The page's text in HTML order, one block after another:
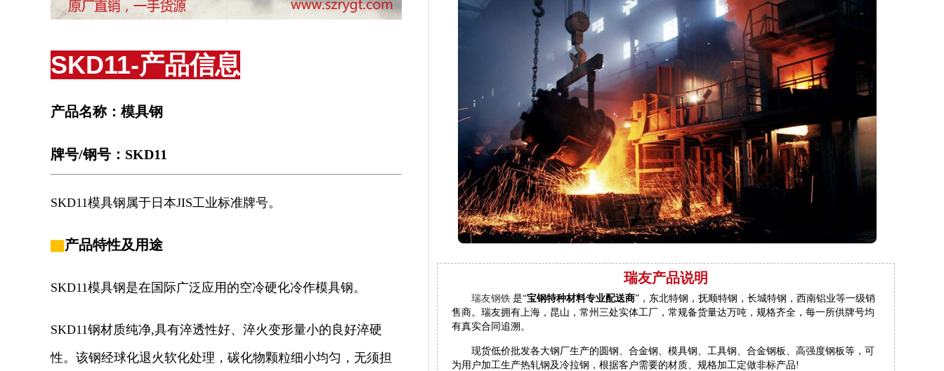
瑞友产品说明
瑞友钢铁 是“宝钢特种材料专业配送商”，东北特钢，抚顺特钢，长城特钢，西南铝业等一级销
售商。瑞友拥有上海，昆山，常州三处实体工厂，常规备货量达万吨，规格齐全，每一所供牌号均
有真实合同追溯。
现货低价批发各大钢厂生产的圆钢、合金钢、模具钢、工具钢、合金钢板、高强度钢板等，可
为用户加工生产热轧钢及冷拉钢，根据客户需要的材质、规格加工定做非标产品!
SKD11-产品信息
产品名称：模具钢
牌号/钢号：SKD11
SKD11模具钢属于日本JIS工业标准牌号。
▇产品特性及用途
SKD11模具钢是在国际广泛应用的空冷硬化冷作模具钢。
SKD11钢材质纯净,具有淬透性好、淬火变形量小的良好淬硬
性。该钢经球化退火软化处理，碳化物颗粒细小均匀，无须担